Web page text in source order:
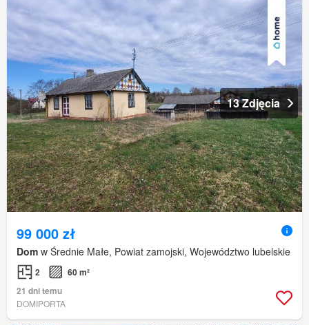
13 Zdjęcia
99 000 zł
Dom w Średnie Małe, Powiat zamojski, Województwo lubelskie
2
60 m²
21 dni temu
DOMIPORTA